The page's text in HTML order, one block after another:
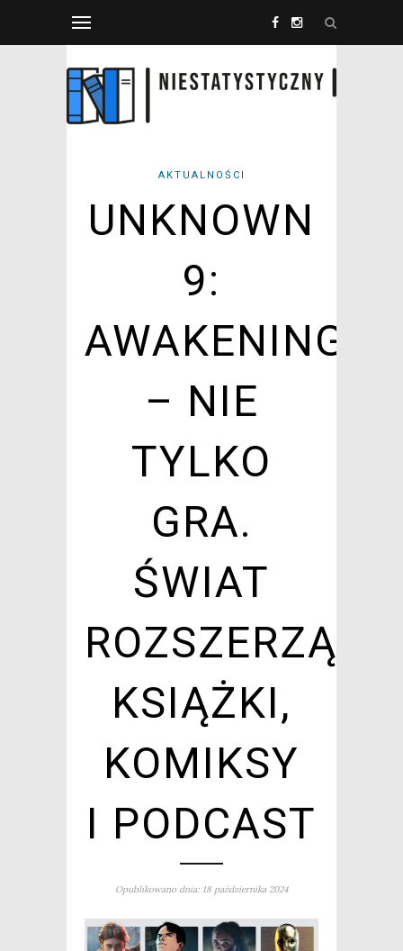
AKTUALNOŚCI
UNKNOWN
9:
AWAKENING
– NIE
TYLKO
GRA.
ŚWIAT
ROZSZERZĄ
KSIĄŻKI,
KOMIKSY
I PODCAST
Opublikowano dnia: 18 października 2024